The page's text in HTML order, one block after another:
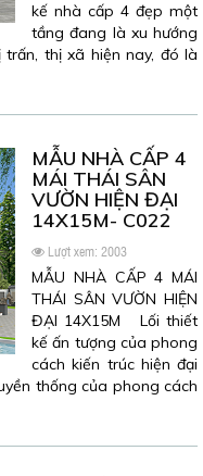
kế nhà cấp 4 đẹp một
tầng đang là xu hướng
thị xã hiện nay, đó là
MẪU NHÀ CẤP 4
MÁI THÁI SÂN
VƯỜN HIỆN ĐẠI
14X15M- C022
Lượt xem: 2003
MẪU NHÀ CẤP 4 MÁI
THÁI SÂN VƯỜN HIỆN
ĐẠI 14X15M Lối thiết
kế ấn tượng của phong
cách kiến trúc hiện đại
thống của phong cách